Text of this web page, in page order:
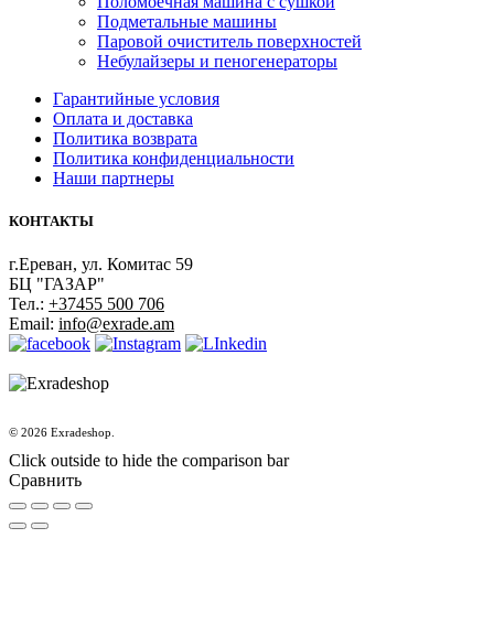
Подметальные машины
Паровой очиститель поверхностей
Небулайзеры и пеногенераторы
Гарантийные условия
Оплата и доставка
Политика возврата
Политика конфиденциальности
Наши партнеры
КОНТАКТЫ
г.Ереван, ул. Комитас 59
БЦ "ГАЗАР"
Тел.: +37455 500 706
Email: info@exrade.am
© 2026 Exradeshop.
Click outside to hide the comparison bar
Сравнить